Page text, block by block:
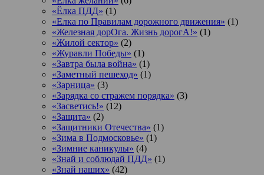
«Ёлка ПДД» (1)
«Елка по Правилам дорожного движения» (1)
«Железная дорОга. Жизнь дорогА!» (1)
«Жилой сектор» (2)
«Журавли Победы» (1)
«Завтра была война» (1)
«Заметный пешеход» (1)
«Зарница» (3)
«Зарядка со стражем порядка» (3)
«Засветись!» (12)
«Защита» (2)
«Защитники Отечества» (1)
«Зима в Подмосковье» (1)
«Зимние каникулы» (4)
«Знай и соблюдай ПДД» (1)
«Знай наших» (42)